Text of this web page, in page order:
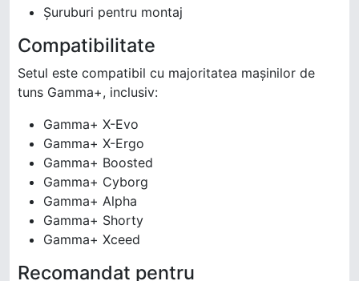
Șuruburi pentru montaj
Compatibilitate
Setul este compatibil cu majoritatea mașinilor de
tuns Gamma+, inclusiv:
Gamma+ X-Evo
Gamma+ X-Ergo
Gamma+ Boosted
Gamma+ Cyborg
Gamma+ Alpha
Gamma+ Shorty
Gamma+ Xceed
Recomandat pentru